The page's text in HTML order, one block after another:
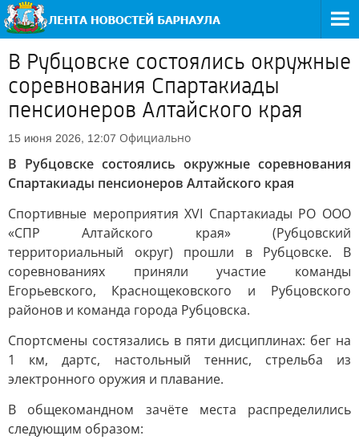
В Рубцовске состоялись окружные
соревнования Спартакиады
пенсионеров Алтайского края
15 июня 2026, 12:07 Официально
В Рубцовске состоялись окружные соревнования
Спартакиады пенсионеров Алтайского края
Спортивные мероприятия XVI Спартакиады РО ООО
«СПР Алтайского края» (Рубцовский
территориальный округ) прошли в Рубцовске. В
соревнованиях приняли участие команды
Егорьевского, Краснощековского и Рубцовского
районов и команда города Рубцовска.
Спортсмены состязались в пяти дисциплинах: бег на
1 км, дартс, настольный теннис, стрельба из
электронного оружия и плавание.
В общекомандном зачёте места распределились
следующим образом: